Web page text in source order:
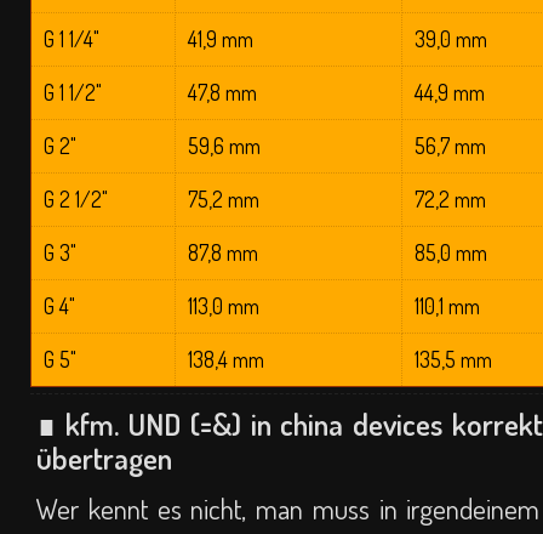
G 1 1/4"
41,9 mm
39,0 mm
G 1 1/2"
47,8 mm
44,9 mm
G 2"
59,6 mm
56,7 mm
G 2 1/2"
75,2 mm
72,2 mm
G 3"
87,8 mm
85,0 mm
G 4"
113,0 mm
110,1 mm
G 5"
138,4 mm 135,5 mm
∎ kfm. UND (=&) in china devices
übertragen
Wer kennt es nicht, man muss in